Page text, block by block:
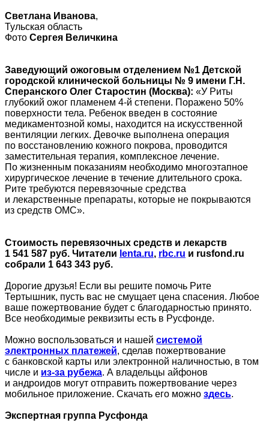
Светлана Иванова,
Тульская область
Фото Сергея Величкина
Заведующий ожоговым отделением №1 Детской
городской клинической больницы № 9 имени Г.Н.
Сперанского Олег Старостин (Москва): «У Риты
глубокий ожог пламенем 4-й степени. Поражено 50%
поверхности тела. Ребенок введен в состояние
медикаментозной комы, находится на искусственной
вентиляции легких. Девочке выполнена операция
по восстановлению кожного покрова, проводится
заместительная терапия, комплексное лечение.
По жизненным показаниям необходимо многоэтапное
хирургическое лечение в течение длительного срока.
Рите требуются перевязочные средства
и лекарственные препараты, которые не покрываются
из средств ОМС».
Стоимость перевязочных средств и лекарств
1 541 587 руб. Читатели lenta.ru, rbc.ru и rusfond.ru
собрали 1 643 343 руб.
Дорогие друзья! Если вы решите помочь Рите
Тертышник, пусть вас не смущает цена спасения. Любое
ваше пожертвование будет с благодарностью принято.
Все необходимые реквизиты есть в Русфонде.
Можно воспользоваться и нашей системой
электронных платежей, сделав пожертвование
с банковской карты или электронной наличностью, в том
числе и из-за рубежа. А владельцы айфонов
и андроидов могут отправить пожертвование через
мобильное приложение. Скачать его можно здесь.
Экспертная группа Русфонда